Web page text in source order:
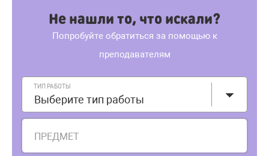
Не нашли то, что искали?
Попробуйте обратиться за помощью к
преподавателям
ТИП РАБОТЫ
Выберите тип работы
ПРЕДМЕТ